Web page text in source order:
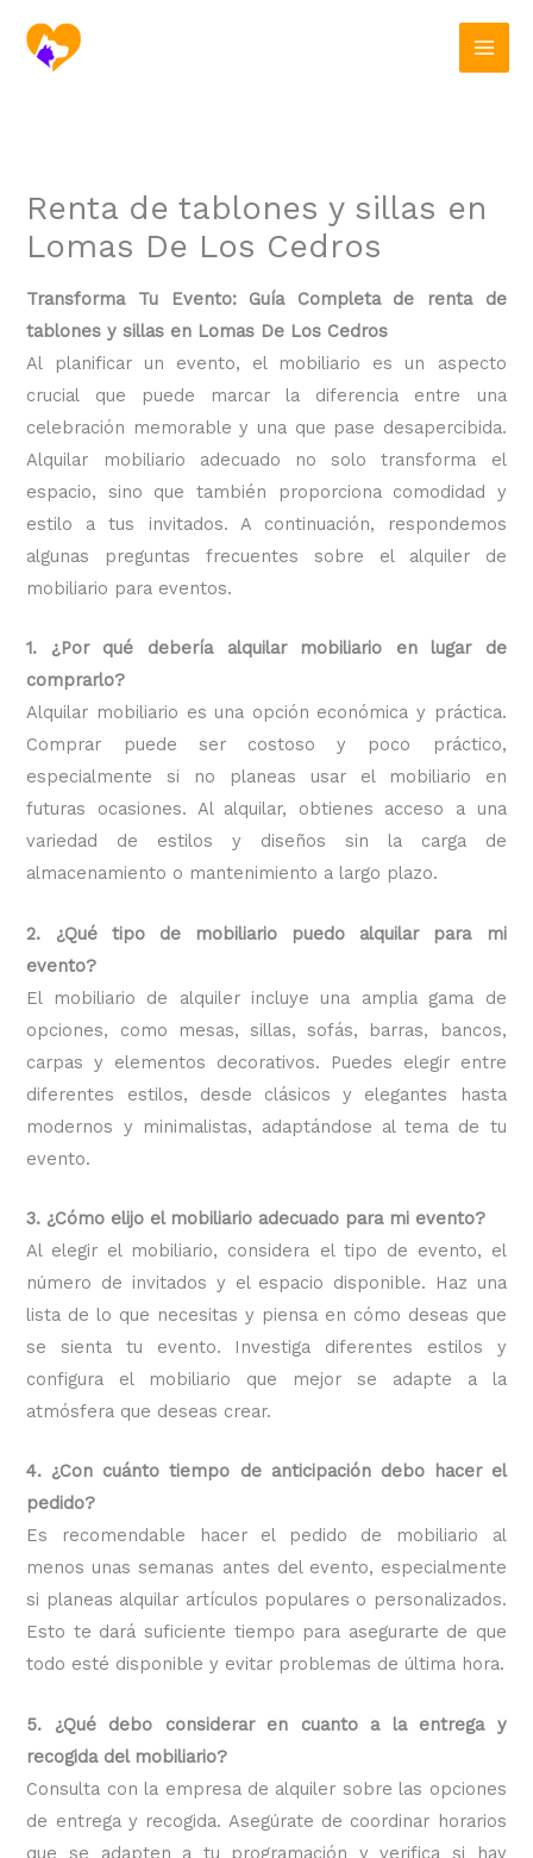
contenido
Renta de tablones y sillas en
Lomas De Los Cedros
Transforma Tu Evento: Guía Completa de renta de
tablones y sillas en Lomas De Los Cedros
Al planificar un evento, el mobiliario es un aspecto
crucial que puede marcar la diferencia entre una
celebración memorable y una que pase desapercibida.
Alquilar mobiliario adecuado no solo transforma el
espacio, sino que también proporciona comodidad y
estilo a tus invitados. A continuación, respondemos
algunas preguntas frecuentes sobre el alquiler de
mobiliario para eventos.
1. ¿Por qué debería alquilar mobiliario en lugar de
comprarlo?
Alquilar mobiliario es una opción económica y práctica.
Comprar puede ser costoso y poco práctico,
especialmente si no planeas usar el mobiliario en
futuras ocasiones. Al alquilar, obtienes acceso a una
variedad de estilos y diseños sin la carga de
almacenamiento o mantenimiento a largo plazo.
2. ¿Qué tipo de mobiliario puedo alquilar para mi
evento?
El mobiliario de alquiler incluye una amplia gama de
opciones, como mesas, sillas, sofás, barras, bancos,
carpas y elementos decorativos. Puedes elegir entre
diferentes estilos, desde clásicos y elegantes hasta
modernos y minimalistas, adaptándose al tema de tu
evento.
3. ¿Cómo elijo el mobiliario adecuado para mi evento?
Al elegir el mobiliario, considera el tipo de evento, el
número de invitados y el espacio disponible. Haz una
lista de lo que necesitas y piensa en cómo deseas que
se sienta tu evento. Investiga diferentes estilos y
configura el mobiliario que mejor se adapte a la
atmósfera que deseas crear.
4. ¿Con cuánto tiempo de anticipación debo hacer el
pedido?
Es recomendable hacer el pedido de mobiliario al
menos unas semanas antes del evento, especialmente
si planeas alquilar artículos populares o personalizados.
Esto te dará suficiente tiempo para asegurarte de que
todo esté disponible y evitar problemas de última hora.
5. ¿Qué debo considerar en cuanto a la entrega y
recogida del mobiliario?
Consulta con la empresa de alquiler sobre las opciones
de entrega y recogida. Asegúrate de coordinar horarios
que se adapten a tu programación y verifica si hay